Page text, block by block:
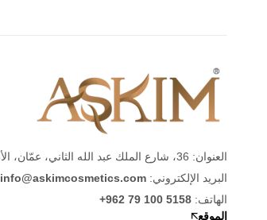
العنوان: 36، شارع الملك عبد الله الثاني، عمّان، الأردن
البريد الإلكتروني: info@askimcosmetics.com
الهاتف: +962 79 100 5158
الموقع